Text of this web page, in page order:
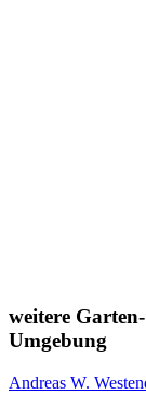
weitere
Umgebung
Andreas W.